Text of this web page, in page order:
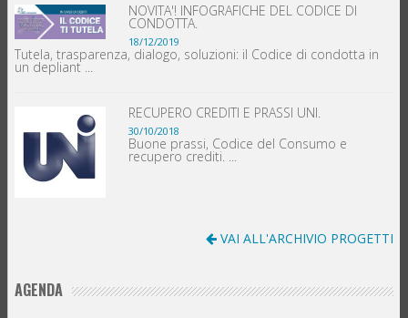
NOVITA'! INFOGRAFICHE DEL CODICE DI
CONDOTTA.
18/12/2019
Tutela, trasparenza, dialogo, soluzioni: il Codice di condotta in
un depliant ...
RECUPERO CREDITI E PRASSI UNI.
30/10/2018
Buone prassi, Codice del Consumo e
recupero crediti. ...
VAI ALL'ARCHIVIO PROGETTI
AGENDA